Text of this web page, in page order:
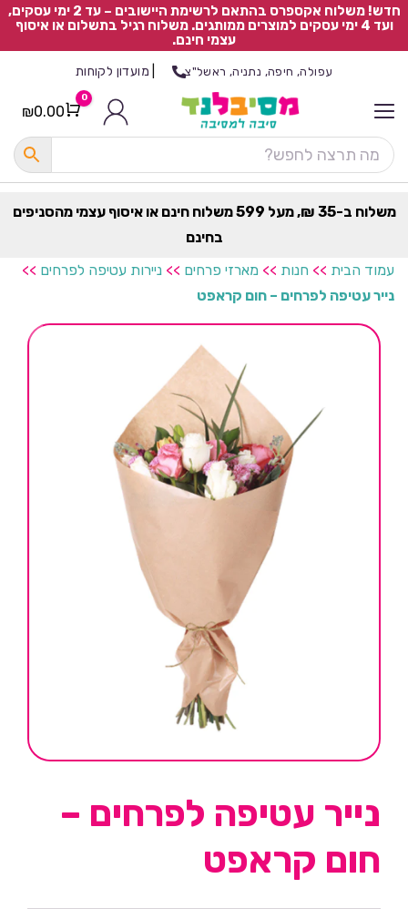
חדש! משלוח אקספרס בהתאם לרשימת היישובים – עד 2 ימי עסקים,
ועד 4 ימי עסקים למוצרים ממותגים. משלוח רגיל בתשלום או איסוף
עצמי חינם.
עפולה, חיפה, נתניה, ראשל"צ מועדון לקוחות
Cart
0
₪0.00
משלוח ב-35 ₪, מעל 599 משלוח חינם או איסוף עצמי מהסניפים
בחינם
עמוד הבית >> חנות >> מארזי פרחים >> ניירות עטיפה לפרחים >>
נייר עטיפה לפרחים – חום קראפט
נייר עטיפה לפרחים –
חום קראפט